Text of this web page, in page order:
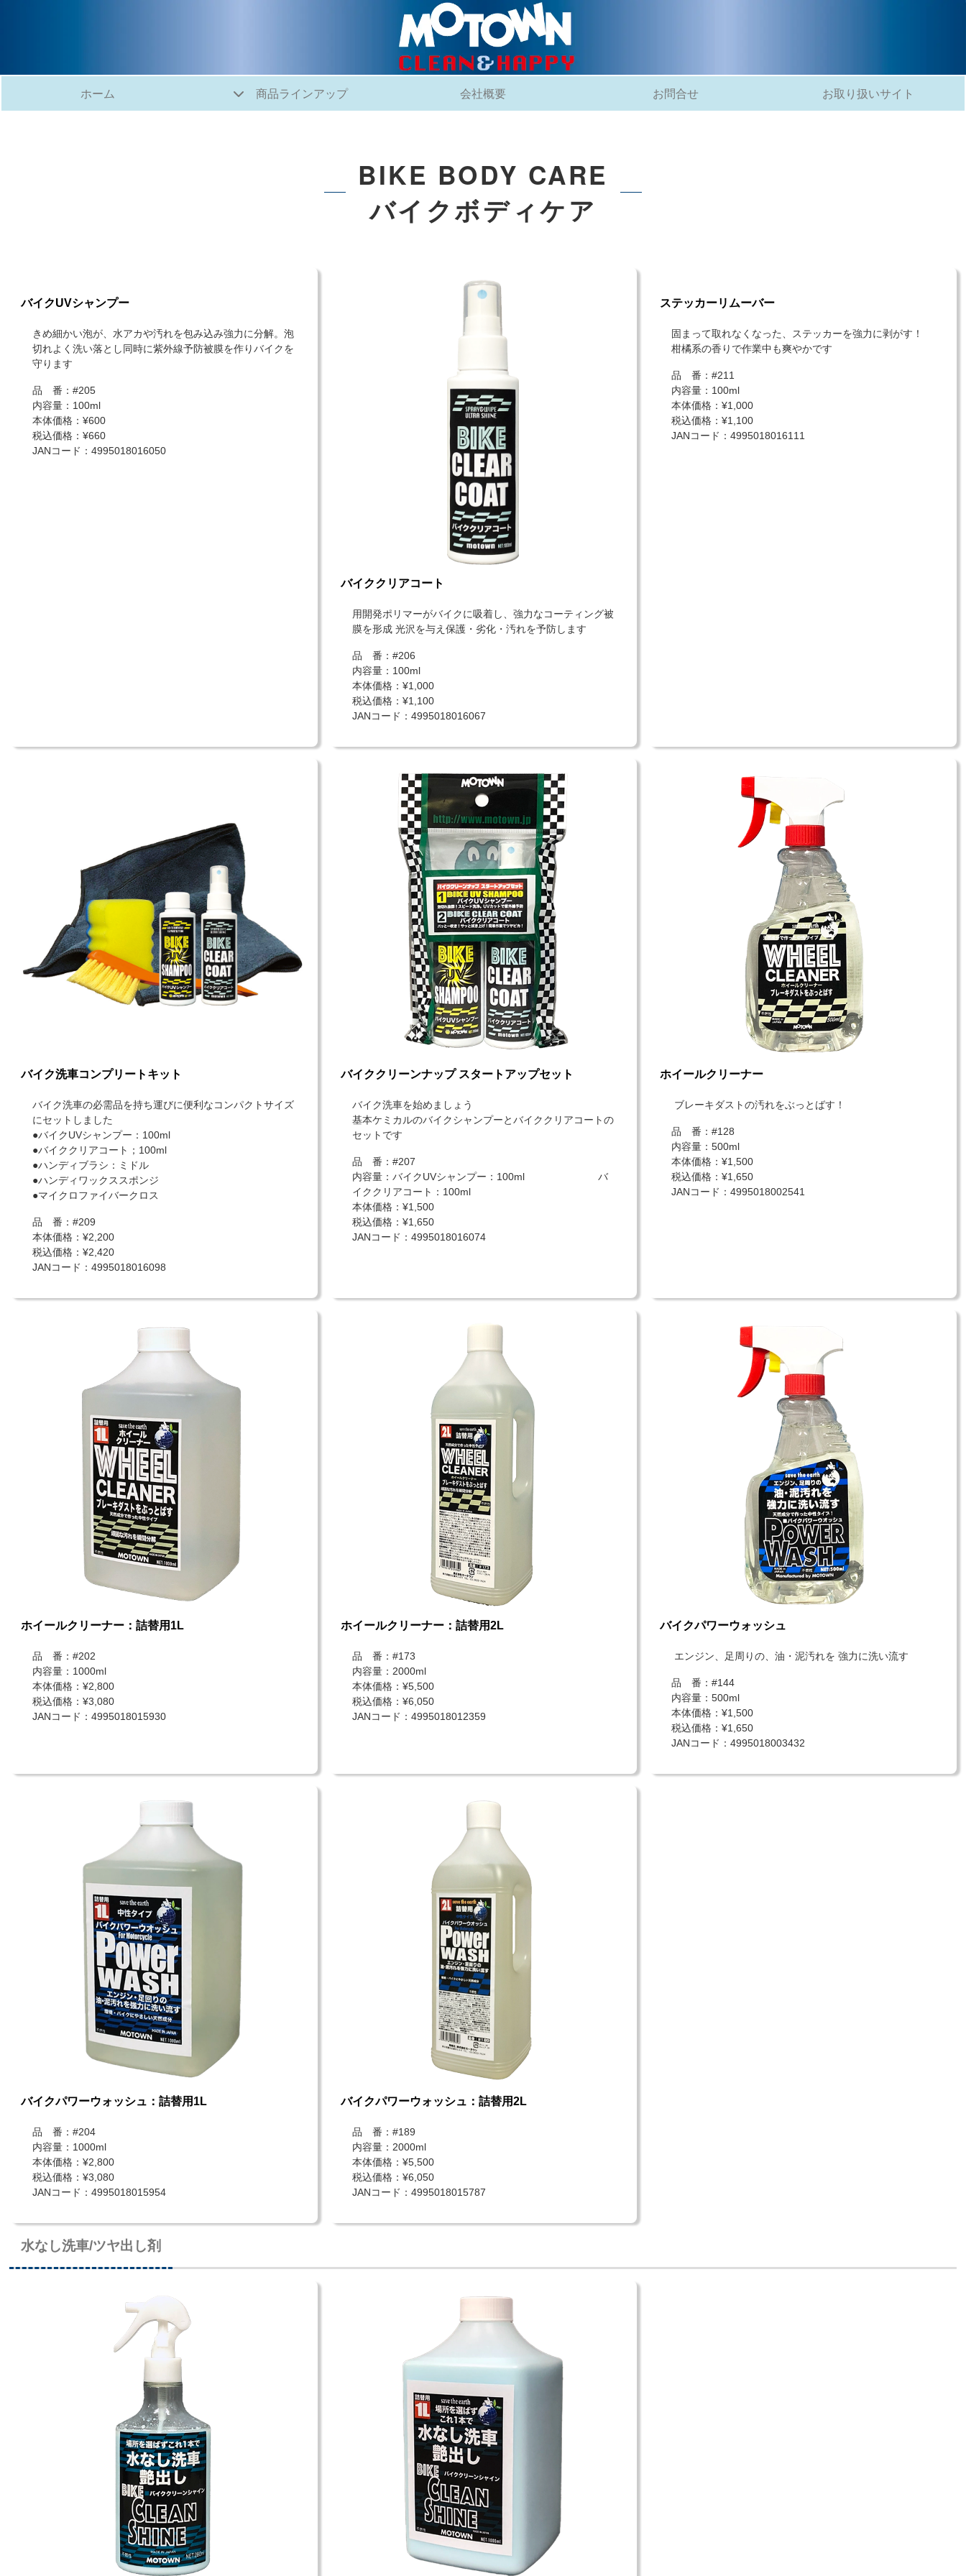
ホーム 商品ラインアップ 会社概要 お問合せ お取り扱いサイト
BIKE BODY CARE
バイクボディケア
バイクUVシャンプー
きめ細かい泡が、水アカや汚れを包み込み強力に分解。泡
切れよく洗い落とし同時に紫外線予防被膜を作りバイクを
守ります
品 番：#205
内容量：100ml
本体価格：¥600
税込価格：¥660
JANコード：4995018016050
バイククリアコート
用開発ポリマーがバイクに吸着し、強力なコーティング被
膜を形成 光沢を与え保護・劣化・汚れを予防します
品 番：#206
内容量：100ml
本体価格：¥1,000
税込価格：¥1,100
JANコード：4995018016067
ステッカーリムーバー
固まって取れなくなった、ステッカーを強力に剥がす！
柑橘系の香りで作業中も爽やかです
品 番：#211
内容量：100ml
本体価格：¥1,000
税込価格：¥1,100
JANコード：4995018016111
バイク洗車コンプリートキット
バイク洗車の必需品を持ち運びに便利なコンパクトサイズ
にセットしました
●バイクUVシャンプー：100ml
●バイククリアコート；100ml
●ハンディブラシ：ミドル
●ハンディワックススポンジ
●マイクロファイバークロス
品 番：#209
本体価格：¥2,200
税込価格：¥2,420
JANコード：4995018016098
バイククリーンナップ スタートアップセット
バイク洗車を始めましょう
基本ケミカルのバイクシャンプーとバイククリアコートの
セットです
品 番：#207
内容量：バイクUVシャンプー：100ml バ
イククリアコート：100ml
本体価格：¥1,500
税込価格：¥1,650
JANコード：4995018016074
ホイールクリーナー
ブレーキダストの汚れをぶっとばす！
品 番：#128
内容量：500ml
本体価格：¥1,500
税込価格：¥1,650
JANコード：4995018002541
ホイールクリーナー：詰替用1L
品 番：#202
内容量：1000ml
本体価格：¥2,800
税込価格：¥3,080
JANコード：4995018015930
ホイールクリーナー：詰替用2L
品 番：#173
内容量：2000ml
本体価格：¥5,500
税込価格：¥6,050
JANコード：4995018012359
バイクパワーウォッシュ
エンジン、足周りの、油・泥汚れを 強力に洗い流す
品 番：#144
内容量：500ml
本体価格：¥1,500
税込価格：¥1,650
JANコード：4995018003432
バイクパワーウォッシュ：詰替用1L
品 番：#204
内容量：1000ml
本体価格：¥2,800
税込価格：¥3,080
JANコード：4995018015954
バイクパワーウォッシュ：詰替用2L
品 番：#189
内容量：2000ml
本体価格：¥5,500
税込価格：¥6,050
JANコード：4995018015787
水なし洗車/ツヤ出し剤